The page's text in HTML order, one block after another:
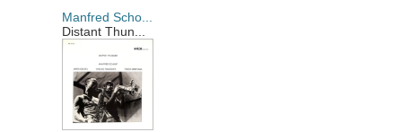
Manfred Scho...
Distant Thun...